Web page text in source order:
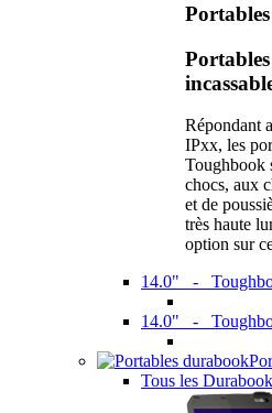
Répondant
IPxx, les
Toughbook
chocs, aux
et de
très haute
option sur
14.0" -
14.0" -
Tous les Durabook